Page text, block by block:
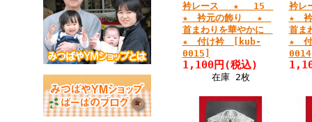
衿レース ★ 15
★ 衿元の飾り ★
首まわりを華やかに
★ 付け衿 [kub-
0015]
1,100円 (税込)
在庫 2枚
衿
★
首ま
★